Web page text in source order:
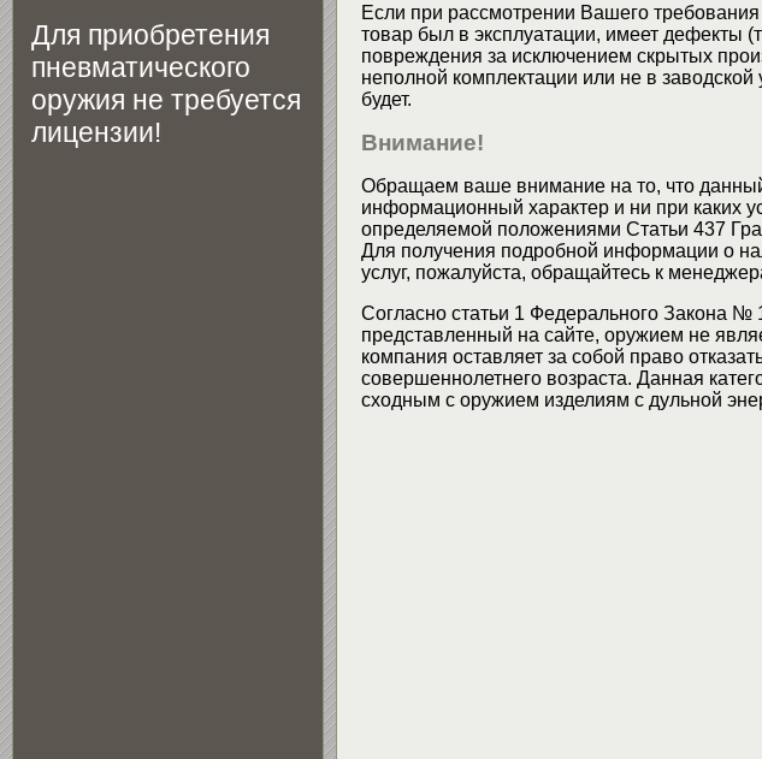
Если при рассмотрении Вашего требования
товар был в эксплуатации, имеет дефекты
повреждения за исключением скрытых
неполной комплектации или не в
будет.
Внимание!
Обращаем ваше внимание на то, что
информационный характер и ни при каких
определяемой положениями Статьи 437
Для получения подробной информации о
услуг, пожалуйста, обращайтесь к
Согласно статьи 1 Федерального Закона
представленный на сайте, оружием не
компания оставляет за собой право
совершеннолетнего возраста. Данная
сходным с оружием изделиям с дульной
Для приобретения
пневматического
оружия не требуется
лицензии!